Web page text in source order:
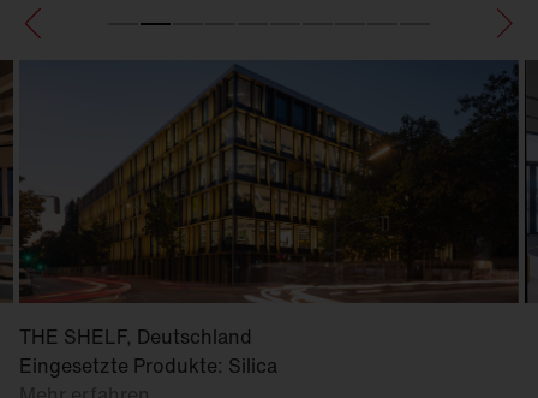
THE SHELF, Deutschland
Eingesetzte Produkte: Silica